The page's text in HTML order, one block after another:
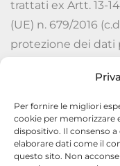
Per fornire le migliori
cookie per memorizzare
dispositivo. Il consenso
elaborare dati come il
questo sito. Non
trattati ex Artt. 13-
(UE) n. 679/2016
protezione dei dati